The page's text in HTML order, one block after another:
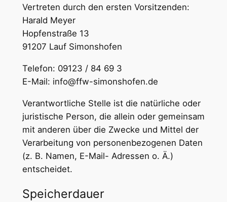
Vertreten durch den ersten Vorsitzenden:
Harald Meyer
Hopfenstraße 13
91207 Lauf Simonshofen
Telefon: 09123 / 84 69 3
E-Mail: info@ffw-simonshofen.de
Verantwortliche Stelle ist die natürliche oder
juristische Person, die allein oder gemeinsam
mit anderen über die Zwecke und Mittel der
Verarbeitung von personenbezogenen Daten
(z. B. Namen, E-Mail- Adressen o. Ä.)
entscheidet.
Speicherdauer